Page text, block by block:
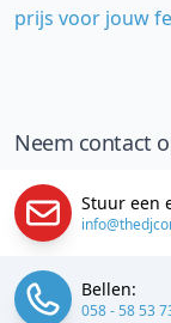
prijs voor jouw
Neem contact
Stuur een
Bellen:
058 - 58 53